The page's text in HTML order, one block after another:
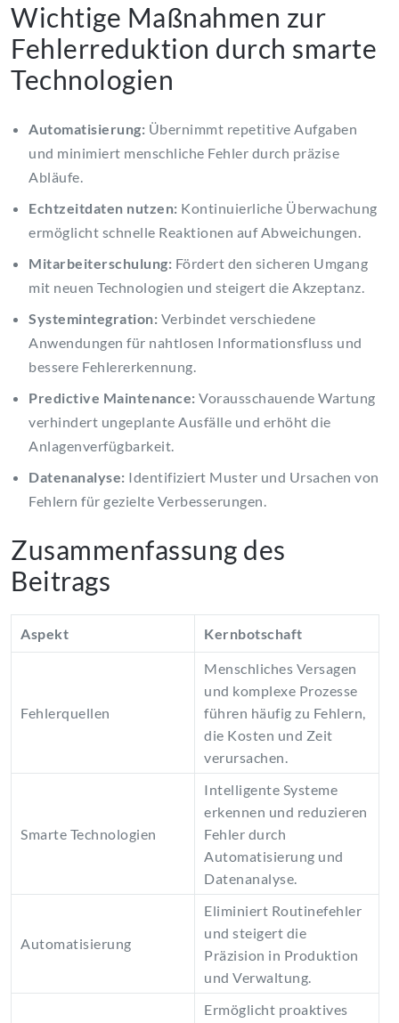
Wichtige Maßnahmen zur
Fehlerreduktion durch smarte
Technologien
Automatisierung: Übernimmt repetitive Aufgaben
und minimiert menschliche Fehler durch präzise
Abläufe.
Echtzeitdaten nutzen: Kontinuierliche Überwachung
ermöglicht schnelle Reaktionen auf Abweichungen.
Mitarbeiterschulung: Fördert den sicheren Umgang
mit neuen Technologien und steigert die Akzeptanz.
Systemintegration: Verbindet verschiedene
Anwendungen für nahtlosen Informationsfluss und
bessere Fehlererkennung.
Predictive Maintenance: Vorausschauende Wartung
verhindert ungeplante Ausfälle und erhöht die
Anlagenverfügbarkeit.
Datenanalyse: Identifiziert Muster und Ursachen von
Fehlern für gezielte Verbesserungen.
Zusammenfassung des
Beitrags
Aspekt Kernbotschaft
Fehlerquellen
Menschliches Versagen
und komplexe Prozesse
führen häufig zu Fehlern,
die Kosten und Zeit
verursachen.
Smarte Technologien
Intelligente Systeme
erkennen und reduzieren
Fehler durch
Automatisierung und
Datenanalyse.
Automatisierung
Eliminiert Routinefehler
und steigert die
Präzision in Produktion
und Verwaltung.
Ermöglicht proaktives